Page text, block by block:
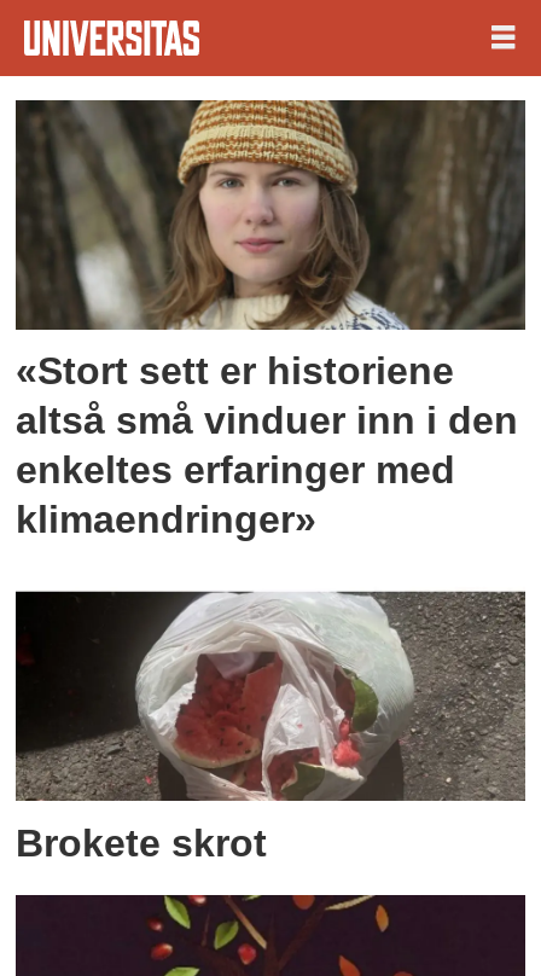
Tag:
antologi
«Stort sett er historiene
altså små vinduer inn i den
enkeltes erfaringer med
klimaendringer»
Brokete skrot